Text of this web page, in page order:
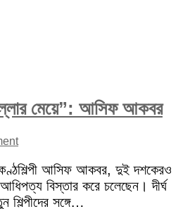
মেয়ে”: আসিফ আকবর
কণ্ঠশিল্পী আসিফ আকবর, দুই দশকেরও
বিস্তার করে চলেছেন। দীর্ঘ
শিল্পীদের সঙ্গে…